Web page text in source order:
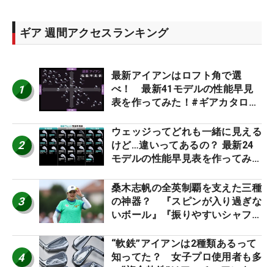
ギア 週間アクセスランキング
1
最新アイアンはロフト角で選
べ！ 最新41モデルの性能早見
表を作ってみた！#ギアカタログ
2
ウェッジってどれも一緒に見える
けど…違いってあるの？ 最新24
モデルの性能早見表を作ってみ
3
桑木志帆の全英制覇を支えた三種
の神器？ 『スピンが入り過ぎな
いボール』『振りやすいシャフ
ー』 #女子プロセッティング
4
“軟鉄”アイアンは2種類あるって
知ってた？ 女子プロ使用者も多